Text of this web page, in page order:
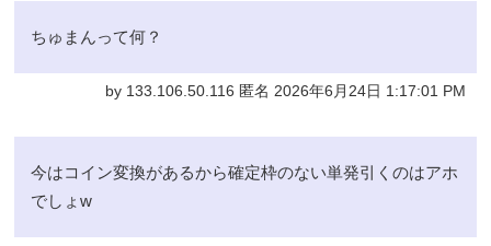
ちゅまんって何？
by 133.106.50.116 匿名 2026年6月24日 1:17:01 PM
今はコイン変換があるから確定枠のない単発引くのはアホ
でしょw